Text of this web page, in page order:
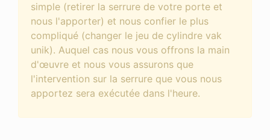
simple (retirer la serrure de votre porte et
nous l'apporter) et nous confier le plus
compliqué (changer le jeu de cylindre vak
unik). Auquel cas nous vous offrons la main
d'œuvre et nous vous assurons que
l'intervention sur la serrure que vous nous
apportez sera exécutée dans l'heure.